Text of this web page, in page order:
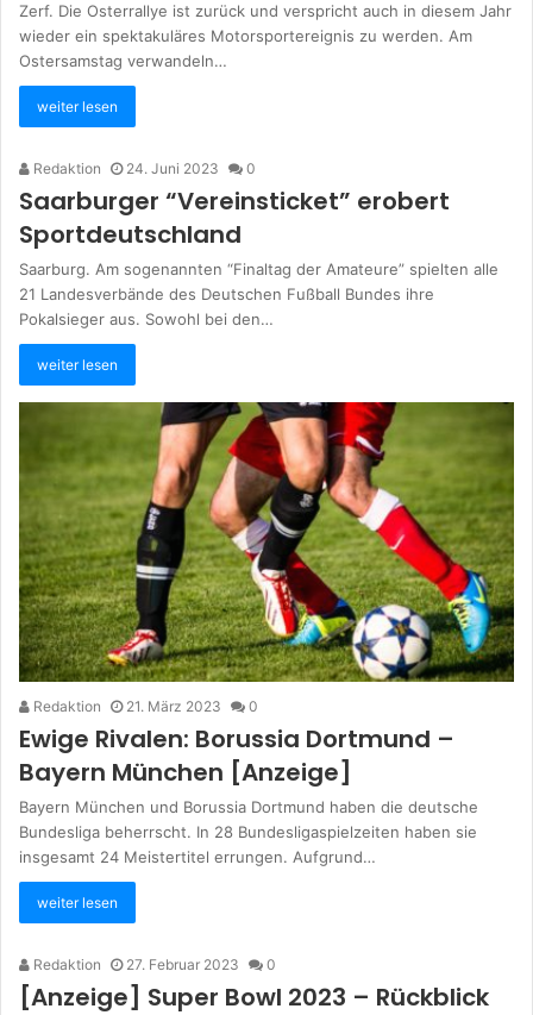
Zerf. Die Osterrallye ist zurück und verspricht auch in diesem Jahr
wieder ein spektakuläres Motorsportereignis zu werden. Am
Ostersamstag verwandeln…
weiter lesen
Redaktion 24. Juni 2023 0
Saarburger “Vereinsticket” erobert
Sportdeutschland
Saarburg. Am sogenannten “Finaltag der Amateure” spielten alle
21 Landesverbände des Deutschen Fußball Bundes ihre
Pokalsieger aus. Sowohl bei den…
weiter lesen
Redaktion 21. März 2023 0
Ewige Rivalen: Borussia Dortmund –
Bayern München [Anzeige]
Bayern München und Borussia Dortmund haben die deutsche
Bundesliga beherrscht. In 28 Bundesligaspielzeiten haben sie
insgesamt 24 Meistertitel errungen. Aufgrund…
weiter lesen
Redaktion 27. Februar 2023 0
[Anzeige] Super Bowl 2023 – Rückblick